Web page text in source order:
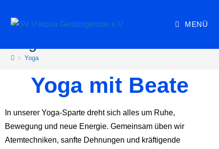
MENÜ
> Yoga
Yoga mit Beate
In unserer Yoga-Sparte dreht sich alles um Ruhe,
Bewegung und neue Energie. Gemeinsam üben wir
Atemtechniken, sanfte Dehnungen und kräftigende